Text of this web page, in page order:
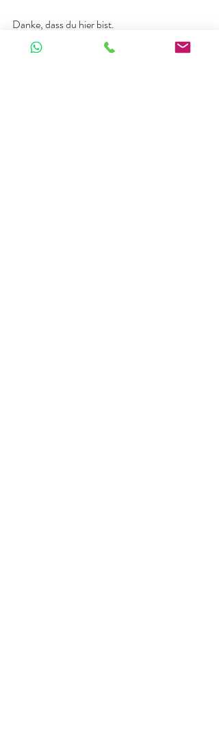
Danke, dass du hier bist.
Danke, dass du atmest.
Und dass du dich immer wieder auf den Weg